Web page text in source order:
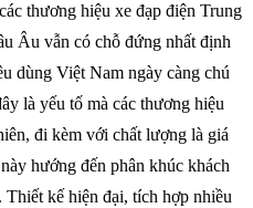
thương hiệu xe đạp điện Trung
Âu vẫn có chỗ đứng nhất định
dùng Việt Nam ngày càng chú
là yếu tố mà các thương hiệu
đi kèm với chất lượng là giá
hướng đến phân khúc khách
kế hiện đại, tích hợp nhiều